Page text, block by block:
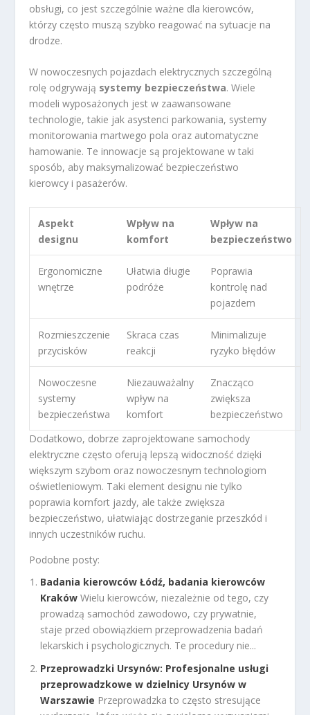
obsługi, co jest szczególnie ważne dla kierowców,
którzy często muszą szybko reagować na sytuacje na
drodze.
W nowoczesnych pojazdach elektrycznych szczególną
rolę odgrywają systemy bezpieczeństwa. Wiele
modeli wyposażonych jest w zaawansowane
technologie, takie jak asystenci parkowania, systemy
monitorowania martwego pola oraz automatyczne
hamowanie. Te innowacje są projektowane w taki
sposób, aby maksymalizować bezpieczeństwo
kierowcy i pasażerów.
Aspekt
designu
Wpływ na
komfort
Wpływ na
bezpieczeństwo
Ergonomiczne
wnętrze
Ułatwia długie
podróże
Poprawia
kontrolę nad
pojazdem
Rozmieszczenie
przycisków
Skraca czas
reakcji
Minimalizuje
ryzyko błędów
Nowoczesne
systemy
bezpieczeństwa
Niezauważalny
wpływ na
komfort
Znacząco
zwiększa
bezpieczeństwo
Dodatkowo, dobrze zaprojektowane samochody
elektryczne często oferują lepszą widoczność dzięki
większym szybom oraz nowoczesnym technologiom
oświetleniowym. Taki element designu nie tylko
poprawia komfort jazdy, ale także zwiększa
bezpieczeństwo, ułatwiając dostrzeganie przeszkód i
innych uczestników ruchu.
Podobne posty:
Badania kierowców Łódź, badania kierowców
Kraków Wielu kierowców, niezależnie od tego, czy
prowadzą samochód zawodowo, czy prywatnie,
staje przed obowiązkiem przeprowadzenia badań
lekarskich i psychologicznych. Te procedury nie...
Przeprowadzki Ursynów: Profesjonalne usługi
przeprowadzkowe w dzielnicy Ursynów w
Warszawie Przeprowadzka to często stresujące